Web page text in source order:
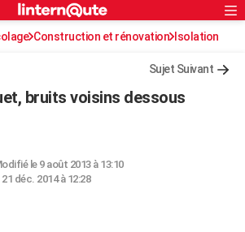
Rechercher
S'inscrire
Connexion
Construction et rénovation Isolation
Sujet Suivant
bruits voisins dessous
le 9 août 2013 à 13:10
21 déc. 2014 à 12:28